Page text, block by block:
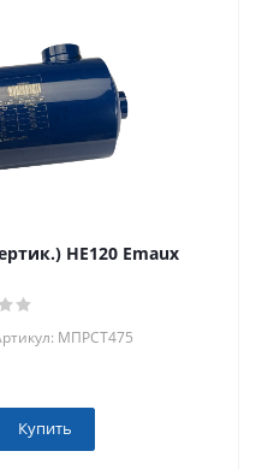
HE120 Emaux
МПРСТ475
Купить